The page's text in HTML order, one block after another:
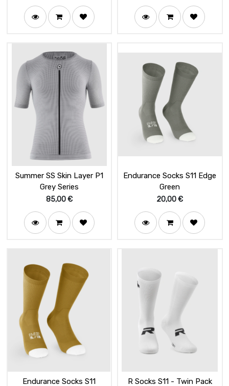
Summer SS Skin Layer P1
Grey Series
85,00€
Endurance Socks S11 Edge
Green
20,00€
Endurance Socks S11 R Socks S11 - Twin Pack